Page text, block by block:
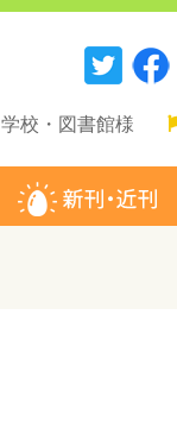
学校・図書館様